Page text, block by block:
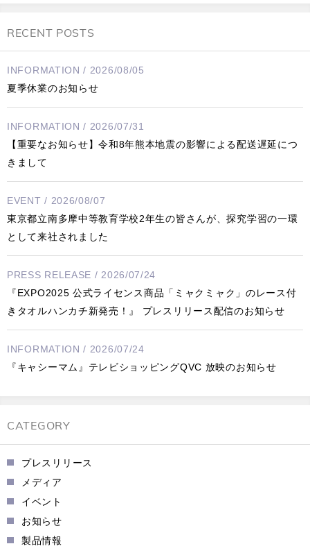
RECENT POSTS
INFORMATION / 2026/08/05
夏季休業のお知らせ
INFORMATION / 2026/07/31
【重要なお知らせ】令和8年熊本地震の影響による配送遅延につ
きまして
EVENT / 2026/08/07
東京都立南多摩中等教育学校2年生の皆さんが、探究学習の一環
として来社されました
PRESS RELEASE / 2026/07/24
『EXPO2025 公式ライセンス商品「ミャクミャク」のレース付
きタオルハンカチ新発売！』 プレスリリース配信のお知らせ
INFORMATION / 2026/07/24
『キャシーマム』テレビショッピングQVC 放映のお知らせ
CATEGORY
プレスリリース
メディア
イベント
お知らせ
製品情報